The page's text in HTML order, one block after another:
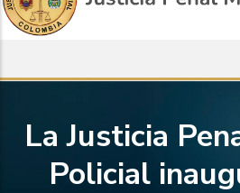
La Justicia
Policial